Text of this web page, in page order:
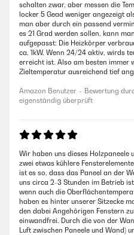
schalten zwar, aber messen die
locker 5 Gead weniger angezeigt
man aber durch ein passend
es 21 Grad werden sollen, kann
aufgepasst: Die Heizkörper
ca. 1kW, Wenn 24/24 aktiv, wirds
erreicht ist. Also am besten immer
Zieltemperatur ausreichend tief
Amazon Benutzer – Bewertung
eigenständig überprüft
Wir haben uns dieses Holzpaneele
zwei etwas kühlere
ist es so, dass das Paneel an der
uns circa 2-3 Stunden im Betrieb
wenn auch die
haben es hinter unserer Sitzecke
den dabei Angehörigen Fenstern
einwandfrei. Durch die von der
Luft zwischen Paneele und Wand)